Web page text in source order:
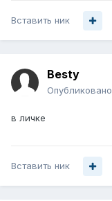
Вставить ник
Besty
Опубликовано
в личке
Вставить ник